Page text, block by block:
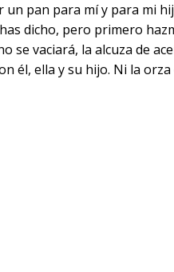
pan para mí y para mi
dicho, pero primero
se vaciará, la alcuza de
él, ella y su hijo. Ni la